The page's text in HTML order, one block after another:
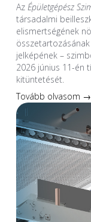
Az Épületgépész
társadalmi
elismertségének
jelképének –
2026 június 11-én
kitüntetését.
Tovább olvasom →